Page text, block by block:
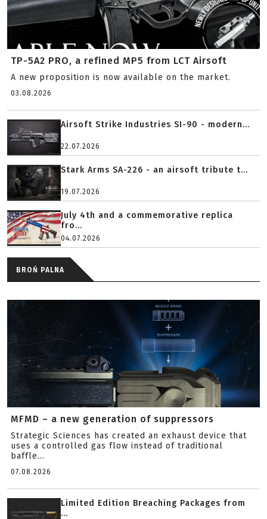
TP-5A2 PRO, a refined MP5 from LCT Airsoft
A new proposition is now available on the market.
03.08.2026
Airsoft Strike Industries SI-90 - modern...
22.07.2026
Stark Arms SA-226 - an airsoft tribute t...
19.07.2026
July 4th and a commemorative replica
fro...
04.07.2026
BROŃ PALNA
MFMD – a new generation of suppressors
Strategic Sciences has created an exhaust device that
uses a controlled gas flow instead of traditional
baffle...
07.08.2026
Limited Edition Breaching Packages from
...